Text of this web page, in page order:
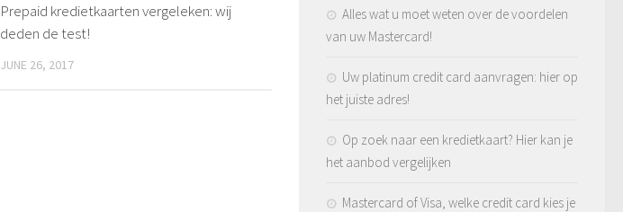
Prepaid kredietkaarten vergeleken: wij
deden de test!
JUNE 26, 2017
Alles wat u moet weten over de voordelen
van uw Mastercard!
Uw platinum credit card aanvragen: hier op
het juiste adres!
Op zoek naar een kredietkaart? Hier kan je
het aanbod vergelijken
Mastercard of Visa, welke credit card kies je